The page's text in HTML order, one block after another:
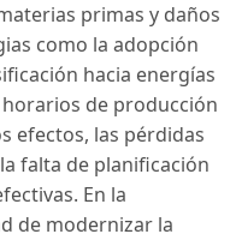
primas y daños
como la adopción
hacia energías
de producción
efectos, las pérdidas
falta de planificación
En la
de modernizar la